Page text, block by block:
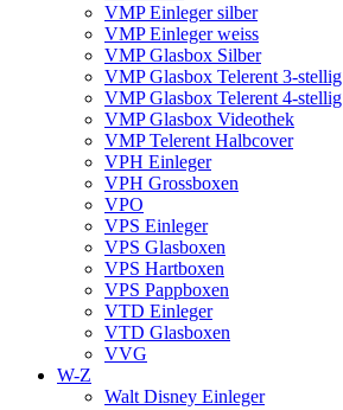
VMP Einleger silber
VMP Einleger weiss
VMP Glasbox Silber
VMP Glasbox Telerent 3-stellig
VMP Glasbox Telerent 4-stellig
VMP Glasbox Videothek
VMP Telerent Halbcover
VPH Einleger
VPH Grossboxen
VPO
VPS Einleger
VPS Glasboxen
VPS Hartboxen
VPS Pappboxen
VTD Einleger
VTD Glasboxen
VVG
W-Z
Walt Disney Einleger